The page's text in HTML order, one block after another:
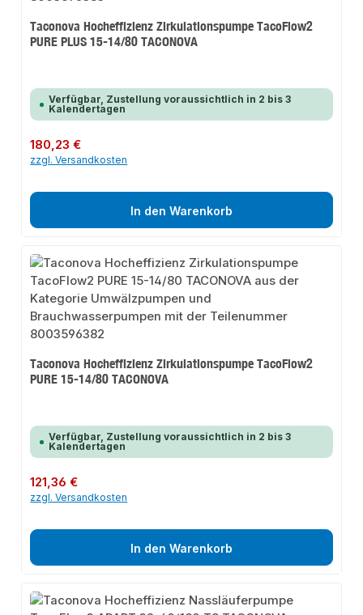
Taconova Hocheffizienz Zirkulationspumpe TacoFlow2
PURE PLUS 15-14/80 TACONOVA
Verfügbar, Zustellung voraussichtlich in 2 bis 3
Kalendertagen
Regulärer Preis:
180,23 €
zzgl. Versandkosten
In den Warenkorb
Taconova Hocheffizienz Zirkulationspumpe TacoFlow2
PURE 15-14/80 TACONOVA
Verfügbar, Zustellung voraussichtlich in 2 bis 3
Kalendertagen
Regulärer Preis:
121,36 €
zzgl. Versandkosten
In den Warenkorb